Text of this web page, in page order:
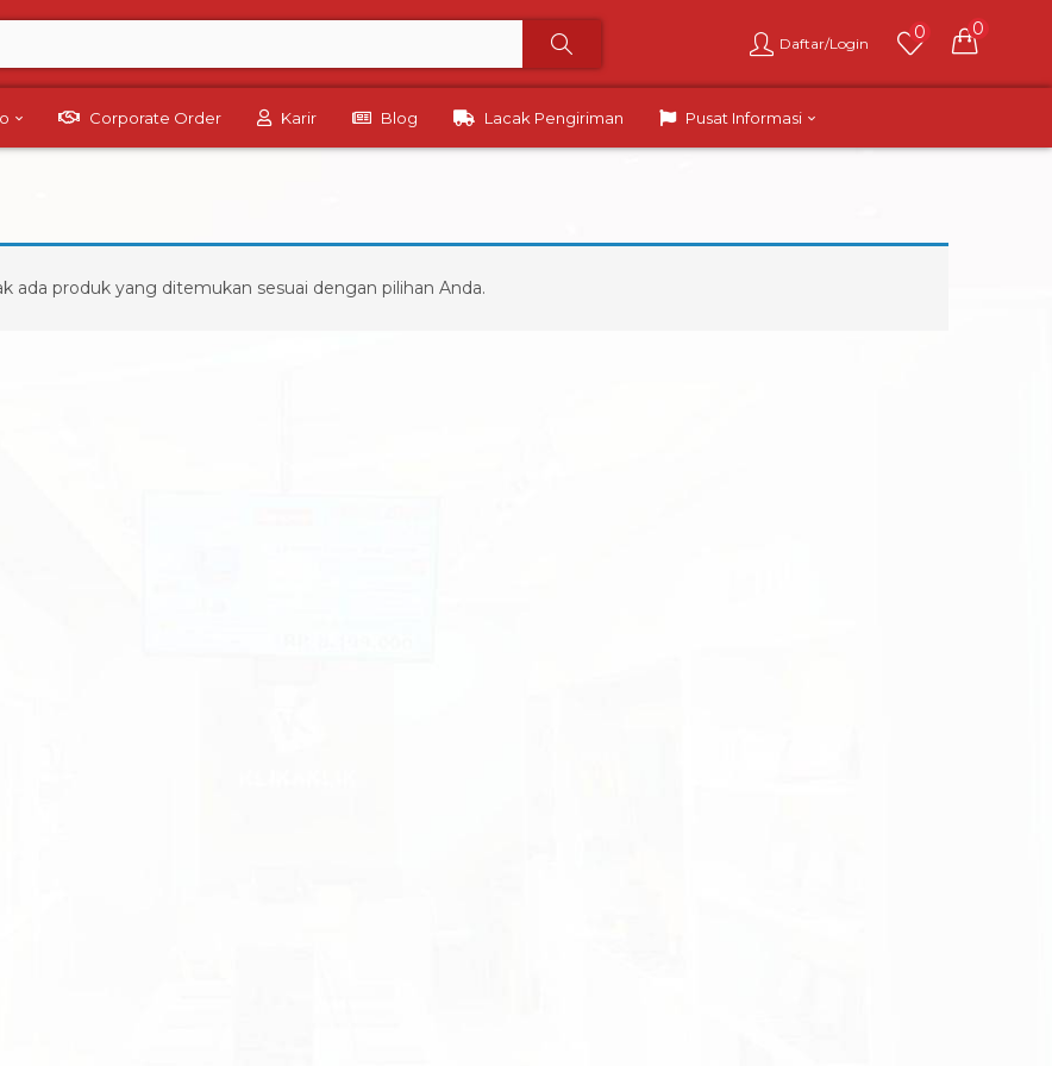
Daftar/Login
0 0
Corporate Order Karir Blog Lacak Pengiriman Pusat Informasi
ada produk yang ditemukan sesuai dengan pilihan Anda.